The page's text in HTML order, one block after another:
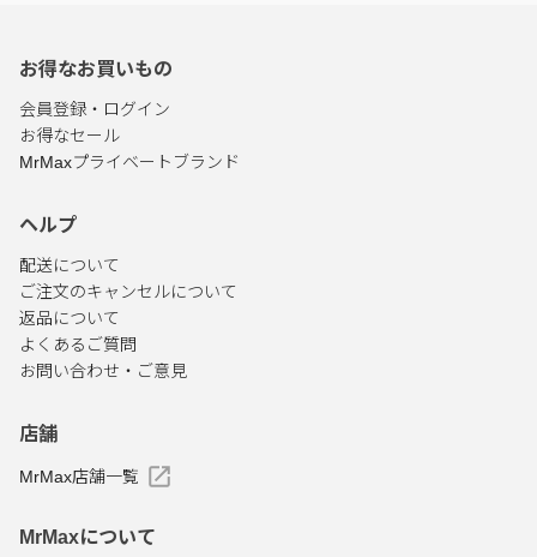
お得なお買いもの
会員登録・ログイン
お得なセール
MrMaxプライベートブランド
ヘルプ
配送について
ご注文のキャンセルについて
返品について
よくあるご質問
お問い合わせ・ご意見
店舗
MrMax店舗一覧
MrMaxについて